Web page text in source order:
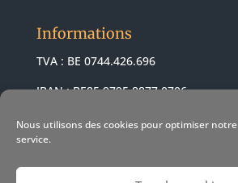
Nous utilisons des cookies pour optimiser
service.
Informations
TVA : BE 0744.426.696
IBAN : BE85 9795 8877 0706
BIC : ARSPBE22